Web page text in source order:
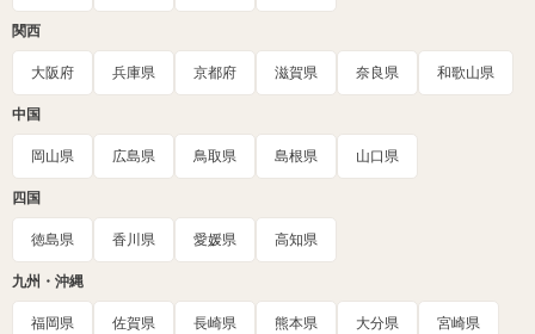
関西
大阪府 兵庫県 京都府 滋賀県 奈良県 和歌山県
中国
岡山県 広島県 鳥取県 島根県 山口県
四国
徳島県 香川県 愛媛県 高知県
九州・沖縄
福岡県 佐賀県 長崎県 熊本県 大分県 宮崎県